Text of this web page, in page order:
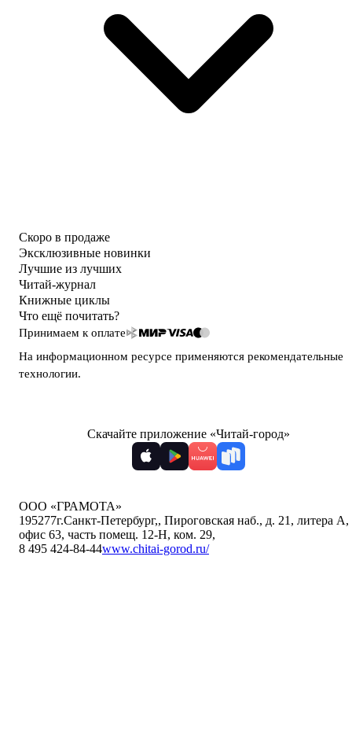
Скоро в продаже
Эксклюзивные новинки
Лучшие из лучших
Читай-журнал
Книжные циклы
Что ещё почитать?
Принимаем к оплате
На информационном ресурсе применяются рекомендательные
технологии.
Скачайте приложение «Читай-город»
ООО «ГРАМОТА»
195277г.Санкт-Петербург,, Пироговская наб., д. 21, литера А,
офис 63, часть помещ. 12-Н, ком. 29,
8 495 424-84-44www.chitai-gorod.ru/